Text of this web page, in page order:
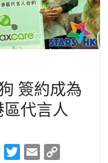
簽約成為
代言人
W T E